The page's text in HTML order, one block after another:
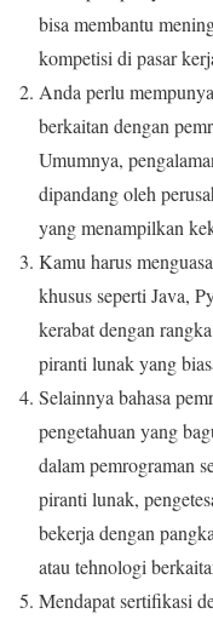
bisa membantu
kompetisi di pasar
Anda perlu
berkaitan dengan
Umumnya,
dipandang oleh
yang menampilkan
Kamu harus
khusus seperti Java,
kerabat dengan
piranti lunak yang
Selainnya bahasa
pengetahuan yang
dalam pemrograman
piranti lunak,
bekerja dengan
atau tehnologi
Mendapat sertifikasi